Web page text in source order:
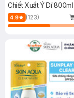
Chiết Xuất Ý Dĩ 800ml
4.9 (123)